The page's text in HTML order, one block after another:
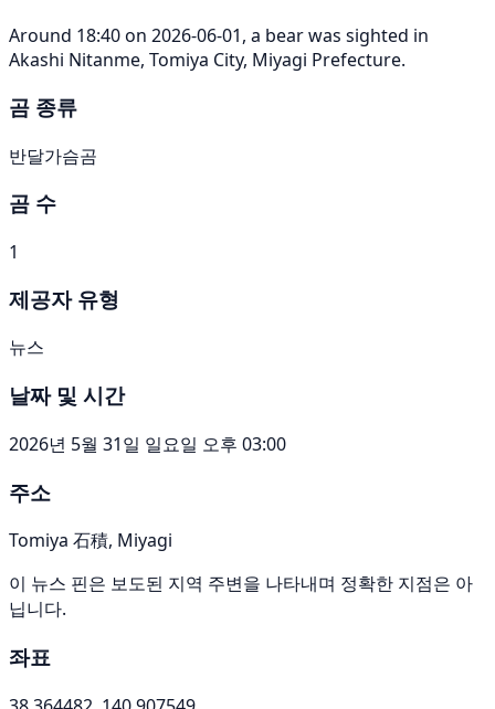
Around 18:40 on 2026-06-01, a bear was sighted in
Akashi Nitanme, Tomiya City, Miyagi Prefecture.
곰 종류
반달가슴곰
곰 수
1
제공자 유형
뉴스
날짜 및 시간
2026년 5월 31일 일요일 오후 03:00
주소
Tomiya 石積, Miyagi
이 뉴스 핀은 보도된 지역 주변을 나타내며 정확한 지점은 아
닙니다.
좌표